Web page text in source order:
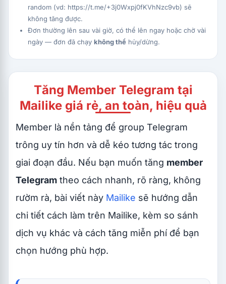
random (vd: https://t.me/+3j0Wxpj0fKVhNzc9vb) sẽ
không tăng được.
Đơn thường lên sau vài giờ, có thể lên ngay hoặc chờ vài
ngày — đơn đã chạy không thể hủy/dừng.
Tăng Member Telegram tại
Mailike giá rẻ, an toàn, hiệu quả
Member là nền tảng để group Telegram
trông uy tín hơn và dễ kéo tương tác trong
giai đoạn đầu. Nếu bạn muốn tăng member
Telegram theo cách nhanh, rõ ràng, không
rườm rà, bài viết này Mailike sẽ hướng dẫn
chi tiết cách làm trên Mailike, kèm so sánh
dịch vụ khác và cách tăng miễn phí để bạn
chọn hướng phù hợp.